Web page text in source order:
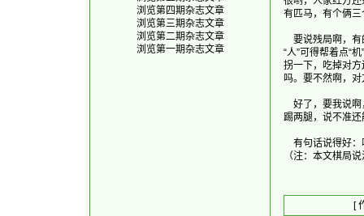
浏览第四期杂志文章
浏览第三期杂志文章
浏览第二期杂志文章
浏览第一期杂志文章
有匹马，有个俩
要说残局啊，
“人”可得帮着点“
拐一下，吃掉对
吗。要不然啊，
好了，要我说
踢两腿，说不准
有句话说得好
[